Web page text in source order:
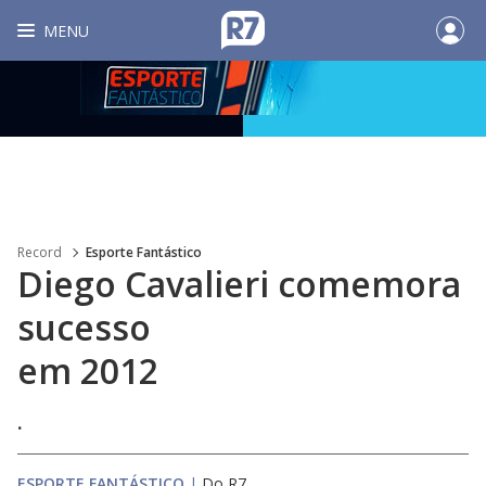
MENU
Record Esporte Fantástico
Diego Cavalieri comemora
sucesso
em 2012
.